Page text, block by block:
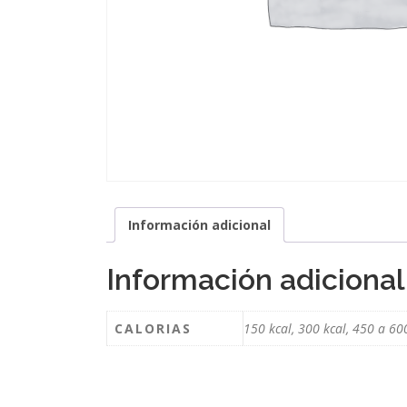
Información adicional
Información adicional
CALORIAS 150 kcal, 300 kcal, 450 a